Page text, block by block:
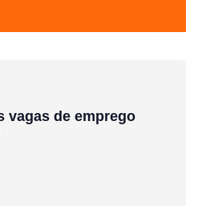
vagas de emprego